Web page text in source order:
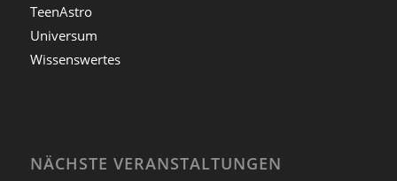
TeenAstro
Universum
Wissenswertes
NÄCHSTE VERANSTALTUNGEN